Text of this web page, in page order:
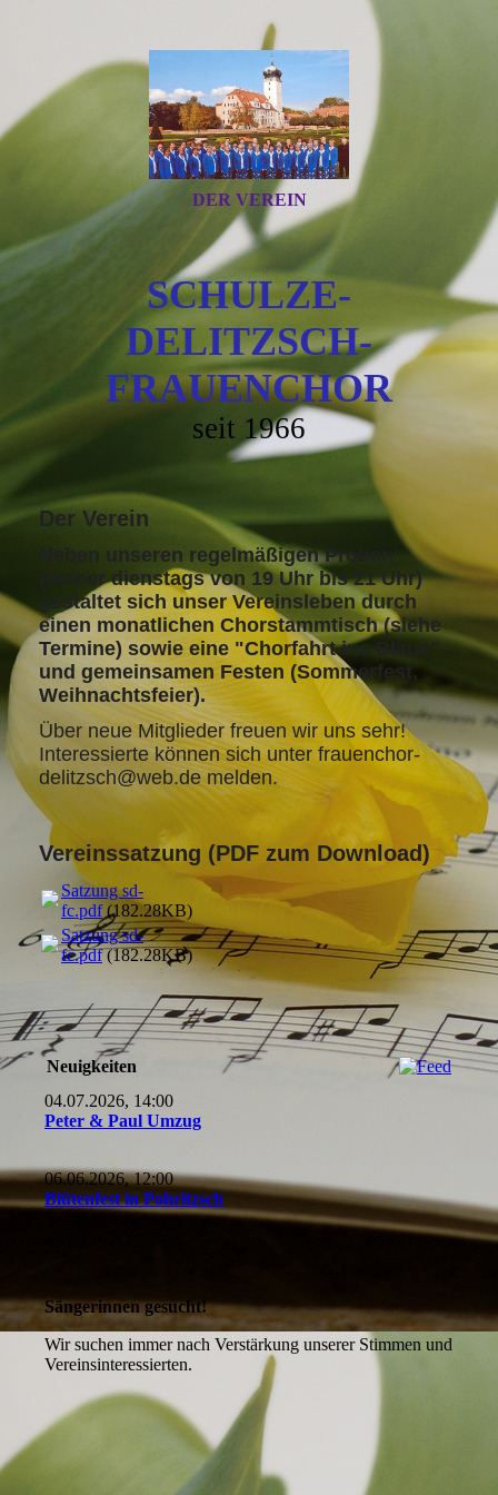
DER VEREIN
SCHULZE-
DELITZSCH-
FRAUENCHOR
seit 1966
Der Verein
Neben unseren regelmäßigen Proben
(immer dienstags von 19 Uhr bis 21 Uhr)
gestaltet sich unser Vereinsleben durch
einen monatlichen Chorstammtisch (siehe
Termine) sowie eine "Chorfahrt ins Blaue"
und gemeinsamen Festen (Sommerfest,
Weihnachtsfeier).
Über neue Mitglieder freuen wir uns sehr!
Interessierte können sich unter frauenchor-
delitzsch@web.de melden.
Vereinssatzung (PDF zum Download)
Satzung sd-
fc.pdf(182.28KB)
Satzung sd-
fc.pdf(182.28KB)
Neuigkeiten
04.07.2026, 14:00
Peter & Paul Umzug
06.06.2026, 12:00
Blütenfest in Pohritzsch
Sängerinnen gesucht!
Wir suchen immer nach Verstärkung unserer Stimmen und
Vereinsinteressierten.